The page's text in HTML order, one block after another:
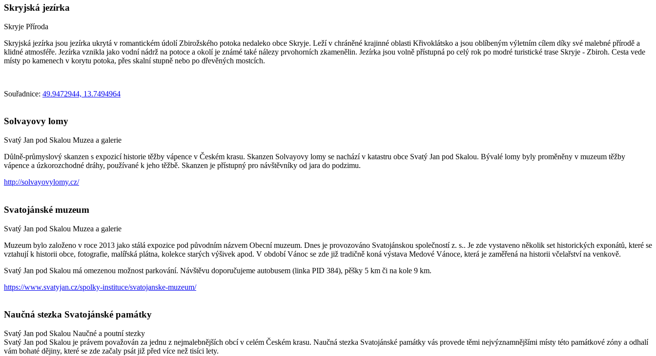
Skryjská jezírka
Skryje Příroda
Skryjská jezírka jsou jezírka ukrytá v romantickém údolí Zbirožského potoka nedaleko obce Skryje. Leží v chráněné krajinné oblasti Křivoklátsko a jsou oblíbeným výletním cílem díky své malebné přírodě a
klidné atmosféře. Jezírka vznikla jako vodní nádrž na potoce a okolí je známé také nálezy prvohorních zkamenělin. Jezírka jsou volně přístupná po celý rok po modré turistické trase Skryje - Zbiroh. Cesta vede
místy po kamenech v korytu potoka, přes skalní stupně nebo po dřevěných mostcích.
Souřadnice: 49.9472944, 13.7494964
Solvayovy lomy
Svatý Jan pod Skalou Muzea a galerie
Důlně-průmyslový skanzen s expozicí historie těžby vápence v Českém krasu. Skanzen Solvayovy lomy se nachází v katastru obce Svatý Jan pod Skalou. Bývalé lomy byly proměněny v muzeum těžby
vápence a úzkorozchodné dráhy, používané k jeho těžbě. Skanzen je přístupný pro návštěvníky od jara do podzimu.
http://solvayovylomy.cz/
Svatojánské muzeum
Svatý Jan pod Skalou Muzea a galerie
Muzeum bylo založeno v roce 2013 jako stálá expozice pod původním názvem Obecní muzeum. Dnes je provozováno Svatojánskou společností z. s.. Je zde vystaveno několik set historických exponátů, které se
vztahují k historii obce, fotografie, malířská plátna, kolekce starých výšivek apod. V období Vánoc se zde již tradičně koná výstava Medové Vánoce, která je zaměřená na historii včelařství na venkově.
Svatý Jan pod Skalou má omezenou možnost parkování. Návštěvu doporučujeme autobusem (linka PID 384), pěšky 5 km či na kole 9 km.
https://www.svatyjan.cz/spolky-instituce/svatojanske-muzeum/
Naučná stezka Svatojánské památky
Svatý Jan pod Skalou Naučné a poutní stezky
Svatý Jan pod Skalou je právem považován za jednu z nejmalebnějších obcí v celém Českém krasu. Naučná stezka Svatojánské památky vás provede těmi nejvýznamnějšími místy této památkové zóny a odhalí
vám bohaté dějiny, které se zde začaly psát již před více než tisíci lety.